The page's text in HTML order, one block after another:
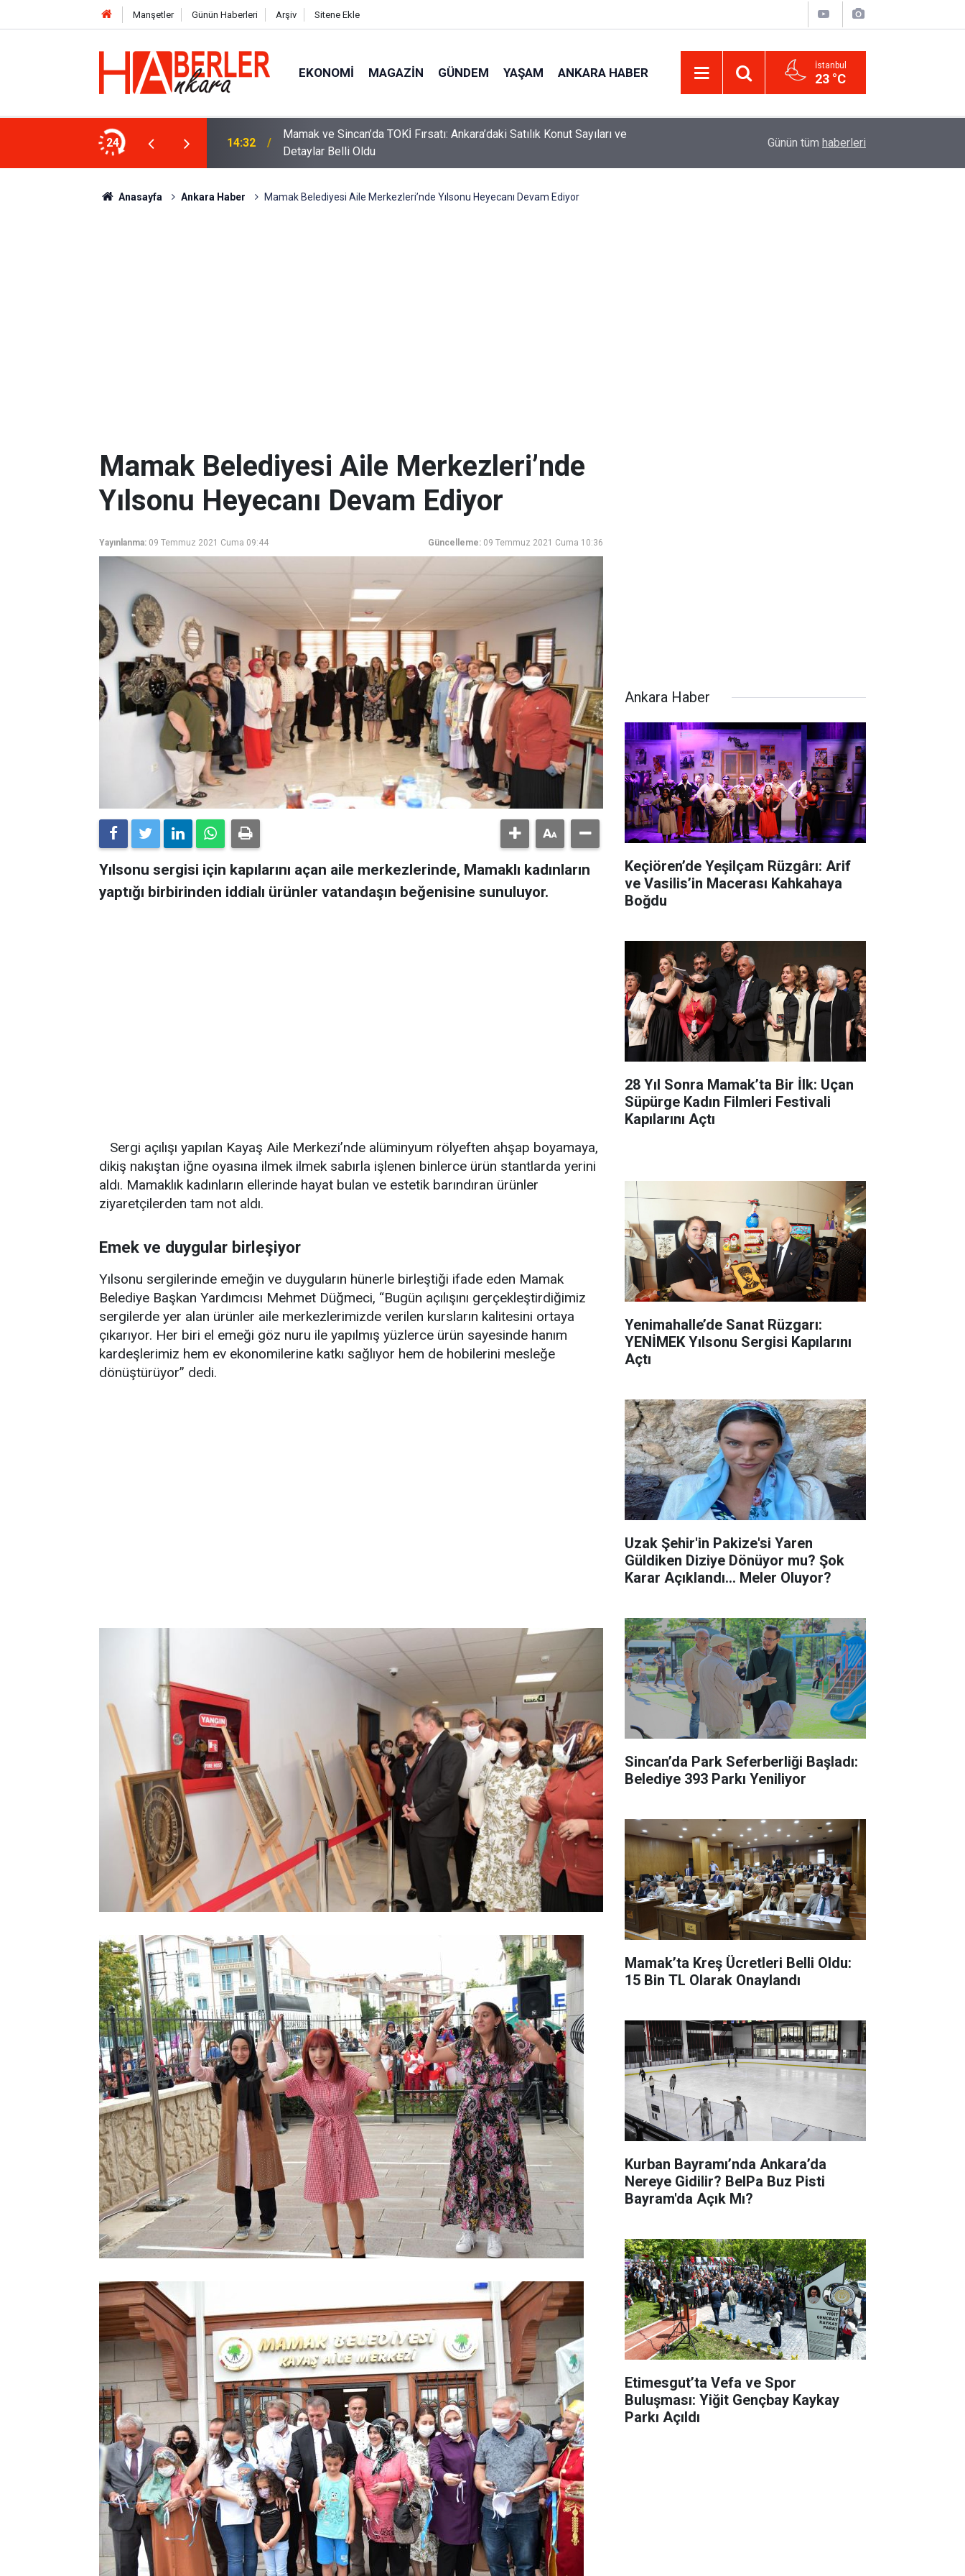
Manşetler Günün Haberleri Arşiv Sitene Ekle
EKONOMI MAGAZIN GÜNDEM YAŞAM ANKARA HABER İstanbul
23 °C
24
Satılık Konut Sayıları ve
14:26
Ameliyat İzini Dövme Yaptıran Babanın Hüzünlü Vedası! Marshall Yasta...
Hikayesi!
Maliyet Tutarı!
Günün tüm haberleri
Anasayfa Ankara Haber Mamak Belediyesi Aile Merkezleri’nde Yılsonu Heyecanı Devam Ediyor
Mamak Belediyesi Aile Merkezleri’nde
Yılsonu Heyecanı Devam Ediyor
Yayınlanma: 09 Temmuz 2021 Cuma 09:44 Güncelleme: 09 Temmuz 2021 Cuma 10:36
Yılsonu sergisi için kapılarını açan aile merkezlerinde, Mamaklı kadınların
yaptığı birbirinden iddialı ürünler vatandaşın beğenisine sunuluyor.
Sergi açılışı yapılan Kayaş Aile Merkezi’nde alüminyum rölyeften ahşap boyamaya,
dikiş nakıştan iğne oyasına ilmek ilmek sabırla işlenen binlerce ürün stantlarda yerini
aldı. Mamaklık kadınların ellerinde hayat bulan ve estetik barındıran ürünler
ziyaretçilerden tam not aldı.
Emek ve duygular birleşiyor
Yılsonu sergilerinde emeğin ve duyguların hünerle birleştiği ifade eden Mamak
Belediye Başkan Yardımcısı Mehmet Düğmeci, “Bugün açılışını gerçekleştirdiğimiz
sergilerde yer alan ürünler aile merkezlerimizde verilen kursların kalitesini ortaya
çıkarıyor. Her biri el emeği göz nuru ile yapılmış yüzlerce ürün sayesinde hanım
kardeşlerimiz hem ev ekonomilerine katkı sağlıyor hem de hobilerini mesleğe
dönüştürüyor” dedi.
Ankara Haber
Keçiören’de Yeşilçam Rüzgârı: Arif
ve Vasilis’in Macerası Kahkahaya
Boğdu
28 Yıl Sonra Mamak’ta Bir İlk: Uçan
Süpürge Kadın Filmleri Festivali
Kapılarını Açtı
Yenimahalle’de Sanat Rüzgarı:
YENİMEK Yılsonu Sergisi Kapılarını
Açtı
Uzak Şehir'in Pakize'si Yaren
Güldiken Diziye Dönüyor mu? Şok
Karar Açıklandı... Meler Oluyor?
Sincan’da Park Seferberliği Başladı:
Belediye 393 Parkı Yeniliyor
Mamak’ta Kreş Ücretleri Belli Oldu:
15 Bin TL Olarak Onaylandı
Kurban Bayramı’nda Ankara’da
Nereye Gidilir? BelPa Buz Pisti
Bayram'da Açık Mı?
Etimesgut’ta Vefa ve Spor
Buluşması: Yiğit Gençbay Kaykay
Parkı Açıldı